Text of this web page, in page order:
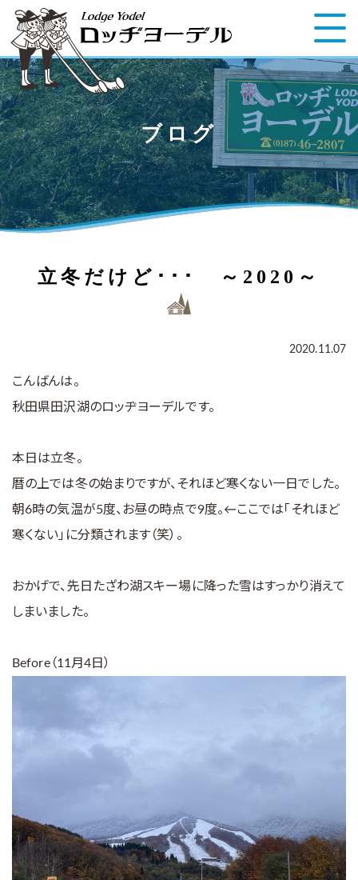
ブログ
立冬だけど･･･ ～2020～
2020.11.07
こんばんは。
秋田県田沢湖のロッヂヨーデルです。
本日は立冬。
暦の上では冬の始まりですが、それほど寒くない一日でした。
朝6時の気温が5度、お昼の時点で9度。←ここでは「それほど
寒くない」に分類されます（笑）。
おかげで、先日たざわ湖スキー場に降った雪はすっかり消えて
しまいました。
Before（11月4日）